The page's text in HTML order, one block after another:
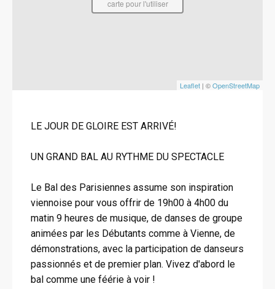
Leaflet | ©OpenStreetMap
carte pour l'utiliser
LE JOUR DE GLOIRE EST ARRIVÉ!
UN GRAND BAL AU RYTHME DU SPECTACLE
Le Bal des Parisiennes assume son inspiration
viennoise pour vous offrir de 19h00 à 4h00 du
matin 9 heures de musique, de danses de groupe
animées par les Débutants comme à Vienne, de
démonstrations, avec la participation de danseurs
passionnés et de premier plan. Vivez d'abord le
bal comme une féérie à voir !